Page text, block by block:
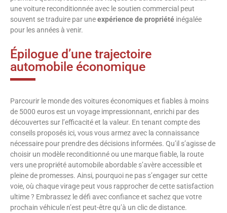
une voiture reconditionnée avec le soutien commercial peut
souvent se traduire par uneexpérience de propriété inégalée
pour les années à venir.
Épilogue d’une trajectoire
automobile économique
Parcourir le monde des voitures économiques et fiables à moins
de 5000 euros est un voyage impressionnant, enrichi par des
découvertes sur l’efficacité et la valeur. En tenant compte des
conseils proposés ici, vous vous armez avec la connaissance
nécessaire pour prendre des décisions informées. Qu’il s’agisse de
choisir un modèle reconditionné ou une marque fiable, la route
vers une propriété automobile abordable s’avère accessible et
pleine de promesses. Ainsi, pourquoi ne pas s’engager sur cette
voie, où chaque virage peut vous rapprocher de cette satisfaction
ultime ? Embrassez le défi avec confiance et sachez que votre
prochain véhicule n’est peut-être qu’à un clic de distance.